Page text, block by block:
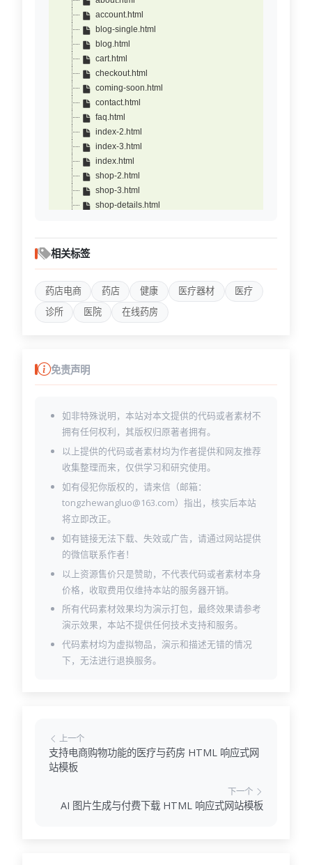
account.html
blog-single.html
blog.html
cart.html
checkout.html
coming-soon.html
contact.html
faq.html
index-2.html
index-3.html
index.html
shop-2.html
shop-3.html
shop-details.html
相关标签
药店电商 药店 健康 医疗器材
医疗
诊所
医院 在线药房
免责声明
如非特殊说明，本站对本文提供的代码或者素材不
拥有任何权利，其版权归原著者拥有。
以上提供的代码或者素材均为作者提供和网友推荐
收集整理而来，仅供学习和研究使用。
如有侵犯你版权的，请来信（邮箱：
tongzhewangluo@163.com）指出，核实后本站
将立即改正。
如有链接无法下载、失效或广告，请通过网站提供
的微信联系作者！
以上资源售价只是赞助，不代表代码或者素材本身
价格，收取费用仅维持本站的服务器开销。
所有代码素材效果均为演示打包，最终效果请参考
演示效果，本站不提供任何技术支持和服务。
代码素材均为虚拟物品，演示和描述无错的情况
下，无法进行退换服务。
上一个
支持电商购物功能的医疗与药房 HTML 响应式网
站模板
下一个
AI 图片生成与付费下载 HTML 响应式网站模板